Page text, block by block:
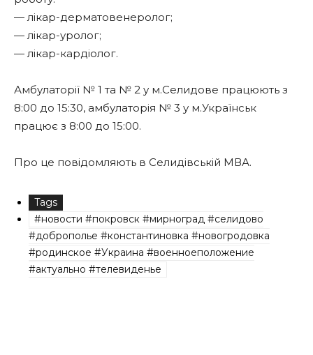
— лікар-дерматовенеролог;
— лікар-уролог;
— лікар-кардіолог.
Амбулаторії № 1 та № 2 у м.Селидове працюють з
8:00 до 15:30, амбулаторія № 3 у м.Українськ
працює з 8:00 до 15:00.
Про це повідомляють в Селидівській МВА.
Tags
#новости #покровск #мирноград #селидово
#доброполье #константиновка #новогродовка
#родинское #Украина #военноеположение
#актуально #телевиденье